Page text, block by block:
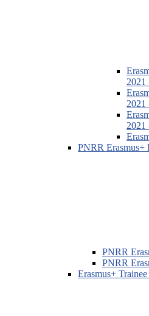
2021
2021
2021
PNRR Erasmus+
PNRR
PNRR
Erasmus+